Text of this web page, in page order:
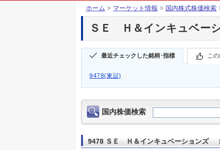
ホーム > マーケット情報 > 国内株式株価検索
ＳＥ Ｈ＆インキュベー
最近チェックした銘柄･指標 こ
9478(東証)